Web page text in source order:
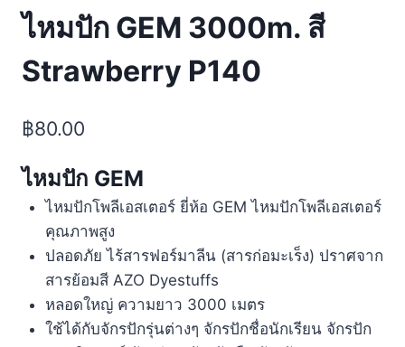
ไหมปัก GEM 3000m. สี
Strawberry P140
฿80.00
ไหมปัก GEM
ไหมปักโพลีเอสเตอร์ ยี่ห้อ GEM ไหมปักโพลีเอสเตอร์
คุณภาพสูง
ปลอดภัย ไร้สารฟอร์มาลีน (สารก่อมะเร็ง) ปราศจาก
สารย้อมสี AZO Dyestuffs
หลอดใหญ่ ความยาว 3000 เมตร
ใช้ได้กับจักรปักรุ่นต่างๆ จักรปักชื่อนักเรียน จักรปัก